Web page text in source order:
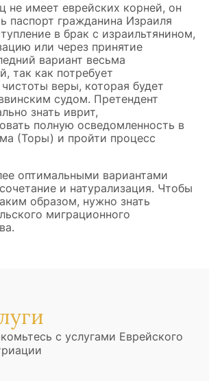
не имеет еврейских корней, он
паспорт гражданина Израиля
в брак с израильтянином,
или через принятие
вариант весьма
так как потребует
веры, которая будет
судом. Претендент
знать иврит,
полную осведомленность в
(Торы) и пройти процесс
оптимальными вариантами
и натурализация. Чтобы
образом, нужно знать
миграционного
с услугами Еврейского